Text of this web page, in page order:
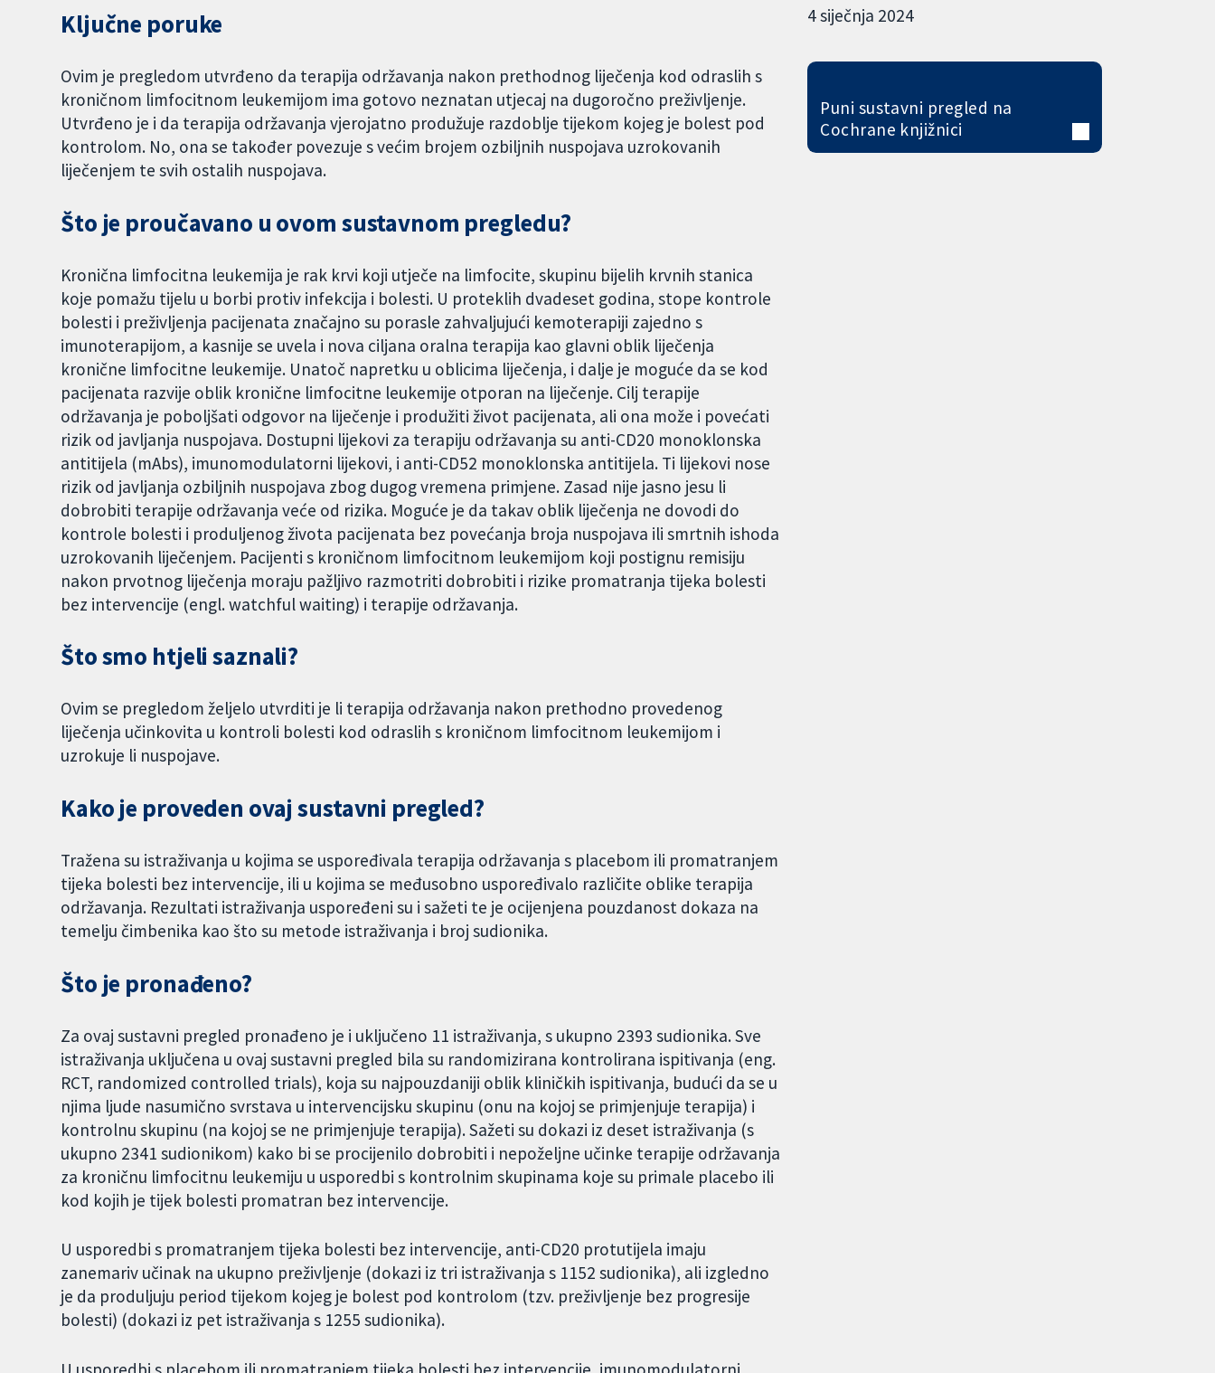
Ključne poruke
Ovim je pregledom utvrđeno da terapija održavanja nakon prethodnog liječenja kod odraslih s
kroničnom limfocitnom leukemijom ima gotovo neznatan utjecaj na dugoročno preživljenje.
Utvrđeno je i da terapija održavanja vjerojatno produžuje razdoblje tijekom kojeg je bolest pod
kontrolom. No, ona se također povezuje s većim brojem ozbiljnih nuspojava uzrokovanih
liječenjem te svih ostalih nuspojava.
Što je proučavano u ovom sustavnom pregledu?
Kronična limfocitna leukemija je rak krvi koji utječe na limfocite, skupinu bijelih krvnih stanica
koje pomažu tijelu u borbi protiv infekcija i bolesti. U proteklih dvadeset godina, stope kontrole
bolesti i preživljenja pacijenata značajno su porasle zahvaljujući kemoterapiji zajedno s
imunoterapijom, a kasnije se uvela i nova ciljana oralna terapija kao glavni oblik liječenja
kronične limfocitne leukemije. Unatoč napretku u oblicima liječenja, i dalje je moguće da se kod
pacijenata razvije oblik kronične limfocitne leukemije otporan na liječenje. Cilj terapije
održavanja je poboljšati odgovor na liječenje i produžiti život pacijenata, ali ona može i povećati
rizik od javljanja nuspojava. Dostupni lijekovi za terapiju održavanja su anti-CD20 monoklonska
antitijela (mAbs), imunomodulatorni lijekovi, i anti-CD52 monoklonska antitijela. Ti lijekovi nose
rizik od javljanja ozbiljnih nuspojava zbog dugog vremena primjene. Zasad nije jasno jesu li
dobrobiti terapije održavanja veće od rizika. Moguće je da takav oblik liječenja ne dovodi do
kontrole bolesti i produljenog života pacijenata bez povećanja broja nuspojava ili smrtnih ishoda
uzrokovanih liječenjem. Pacijenti s kroničnom limfocitnom leukemijom koji postignu remisiju
nakon prvotnog liječenja moraju pažljivo razmotriti dobrobiti i rizike promatranja tijeka bolesti
bez intervencije (engl. watchful waiting) i terapije održavanja.
Što smo htjeli saznali?
Ovim se pregledom željelo utvrditi je li terapija održavanja nakon prethodno provedenog
liječenja učinkovita u kontroli bolesti kod odraslih s kroničnom limfocitnom leukemijom i
uzrokuje li nuspojave.
Kako je proveden ovaj sustavni pregled?
Tražena su istraživanja u kojima se uspoređivala terapija održavanja s placebom ili promatranjem
tijeka bolesti bez intervencije, ili u kojima se međusobno uspoređivalo različite oblike terapija
održavanja. Rezultati istraživanja uspoređeni su i sažeti te je ocijenjena pouzdanost dokaza na
temelju čimbenika kao što su metode istraživanja i broj sudionika.
Što je pronađeno?
Za ovaj sustavni pregled pronađeno je i uključeno 11 istraživanja, s ukupno 2393 sudionika. Sve
istraživanja uključena u ovaj sustavni pregled bila su randomizirana kontrolirana ispitivanja (eng.
RCT, randomized controlled trials), koja su najpouzdaniji oblik kliničkih ispitivanja, budući da se u
njima ljude nasumično svrstava u intervencijsku skupinu (onu na kojoj se primjenjuje terapija) i
kontrolnu skupinu (na kojoj se ne primjenjuje terapija). Sažeti su dokazi iz deset istraživanja (s
ukupno 2341 sudionikom) kako bi se procijenilo dobrobiti i nepoželjne učinke terapije održavanja
za kroničnu limfocitnu leukemiju u usporedbi s kontrolnim skupinama koje su primale placebo ili
kod kojih je tijek bolesti promatran bez intervencije.
U usporedbi s promatranjem tijeka bolesti bez intervencije, anti-CD20 protutijela imaju
zanemariv učinak na ukupno preživljenje (dokazi iz tri istraživanja s 1152 sudionika), ali izgledno
je da produljuju period tijekom kojeg je bolest pod kontrolom (tzv. preživljenje bez progresije
bolesti) (dokazi iz pet istraživanja s 1255 sudionika).
4 siječnja 2024
Puni sustavni pregled na
Cochrane knjižnici